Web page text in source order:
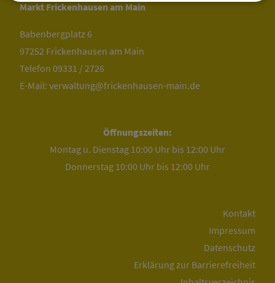
Markt Frickenhausen am Main
Babenbergplatz 6
97252 Frickenhausen am Main
Telefon 09331 / 2726
E-Mail: verwaltung@frickenhausen-main.de
Öffnungszeiten:
Montag u. Dienstag 10:00 Uhr bis 12:00 Uhr
Donnerstag 10:00 Uhr bis 12:00 Uhr
Kontakt
Impressum
Datenschutz
Erklärung zur Barrierefreiheit